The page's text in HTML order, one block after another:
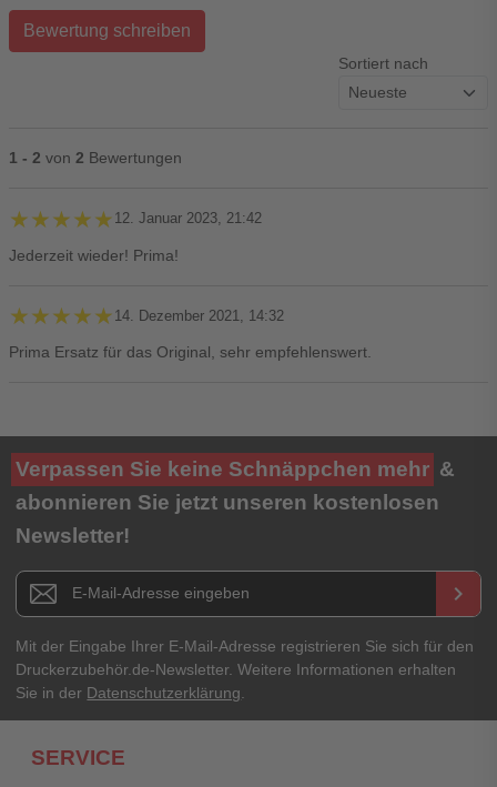
Bewertung schreiben
Sortiert nach
1 - 2 von 2 Bewertungen
★★★★★
★★★★★ 12. Januar 2023, 21:42
Jederzeit wieder! Prima!
★★★★★
★★★★★ 14. Dezember 2021, 14:32
Prima Ersatz für das Original, sehr empfehlenswert.
Ihre Bewertung**
★★★★★
Titel**
E-Mail-Adresse
Ihr Passwort
Verpassen Sie keine Schnäppchen mehr &
abonnieren Sie jetzt unseren kostenlosen
Newsletter!
Newsletter E-Mail Adresse keyboard_arrow_right
Mit der Eingabe Ihrer E-Mail-Adresse registrieren Sie sich für den
Druckerzubehör.de-Newsletter. Weitere Informationen erhalten
Sie in der Datenschutzerklärung
SERVICE